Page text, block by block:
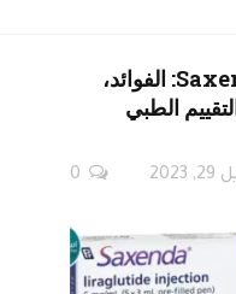
إبر التنحيف Saxenda: الفوائد،
الطبي